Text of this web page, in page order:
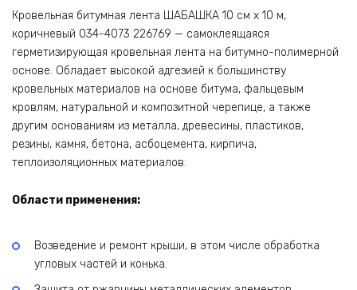
Кровельная битумная лента ШАБАШКА 10 см х 10 м,
коричневый 034-4073 226769 — самоклеящаяся
герметизирующая кровельная лента на битумно-полимерной
основе. Обладает высокой адгезией к большинству
кровельных материалов на основе битума, фальцевым
кровлям, натуральной и композитной черепице, а также
другим основаниям из металла, древесины, пластиков,
резины, камня, бетона, асбоцемента, кирпича,
теплоизоляционных материалов.
Области применения:
Возведение и ремонт крыши, в этом числе обработка
угловых частей и конька.